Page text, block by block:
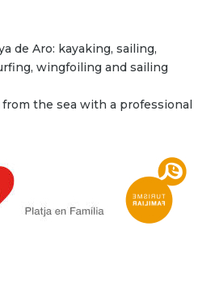
de Aro: kayaking, sailing,
wingfoiling and sailing
from the sea with a professional